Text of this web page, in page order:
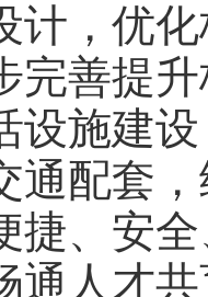
计，优
完善提
设施建
通配套
捷、安
通人才